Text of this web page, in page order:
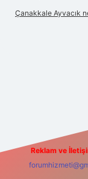
Çanakkale Ayvacık
Reklam ve